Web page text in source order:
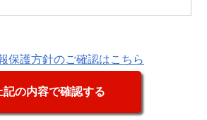
保護方針のご確認はこちら